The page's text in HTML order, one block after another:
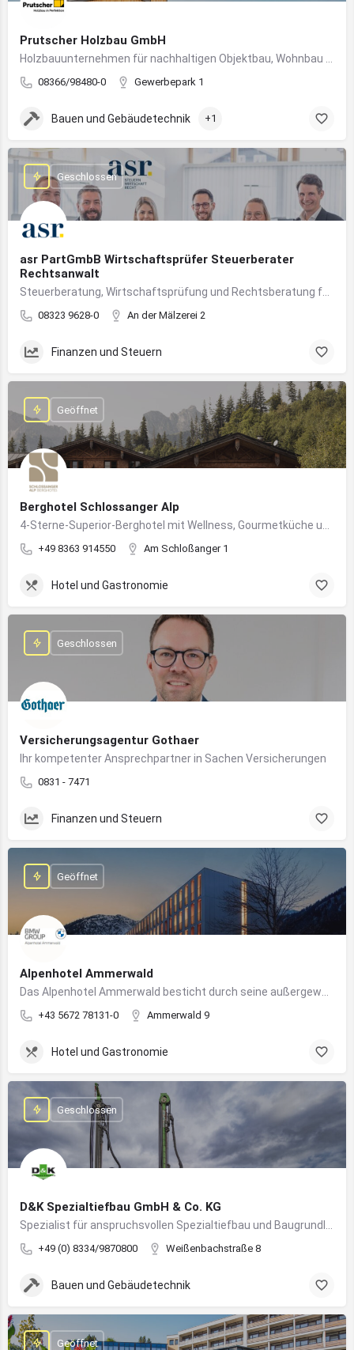
Prutscher Holzbau GmbH
08366/98480-0 Gewerbepark 1
Bauen und Gebäudetechnik +1
asr PartGmbB Wirtschaftsprüfer Steuerberater
Rechtsanwalt
08323 9628-0 An der Mälzerei 2
Geschlossen
Finanzen und Steuern
Berghotel Schlossanger Alp
+49 8363 914550 Am Schloßanger 1
Geöffnet
Hotel und Gastronomie
Versicherungsagentur Gothaer
Ihr kompetenter Ansprechpartner in Sachen Versicherungen
0831 - 7471
Geschlossen
Finanzen und Steuern
Alpenhotel Ammerwald
+43 5672 78131-0 Ammerwald 9
Geöffnet
Hotel und Gastronomie
D&K Spezialtiefbau GmbH & Co. KG
+49 (0) 8334/9870800 Weißenbachstraße 8
Geschlossen
Bauen und Gebäudetechnik
Geöffnet